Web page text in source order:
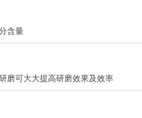
含量
磨可大大提高研磨效果及效率